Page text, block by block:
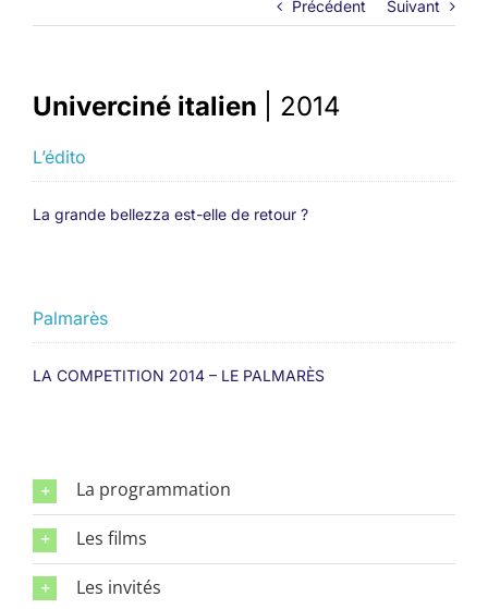
Précédent Suivant
Univerciné italien | 2014
L’édito
La grande bellezza est-elle de retour ?
Palmarès
LA COMPETITION 2014 – LE PALMARÈS
La programmation
Les films
Les invités